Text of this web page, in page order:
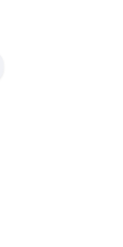
Κίνα